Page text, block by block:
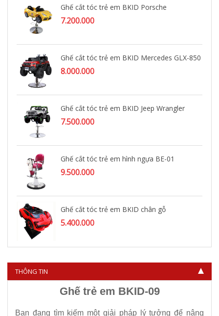
Ghế cắt tóc trẻ em BKID Porsche
7.200.000
Ghế cắt tóc trẻ em BKID Mercedes GLX-850
8.000.000
Ghế cắt tóc trẻ em BKID Jeep Wrangler
7.500.000
Ghế cắt tóc trẻ em hình ngựa BE-01
9.500.000
Ghế cắt tóc trẻ em BKID chân gỗ
5.400.000
THÔNG TIN
Ghế trẻ em BKID-09
Bạn đang tìm kiếm một giải pháp lý tưởng để nâng